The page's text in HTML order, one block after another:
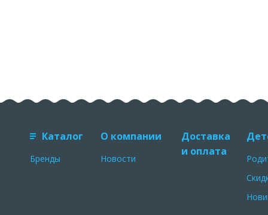
Каталог
Бренды
О компании
Новости
Доставка
и оплата